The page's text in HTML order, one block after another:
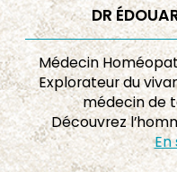
DR
Médecin
Explorateur du
médecin de
Découvrez
En